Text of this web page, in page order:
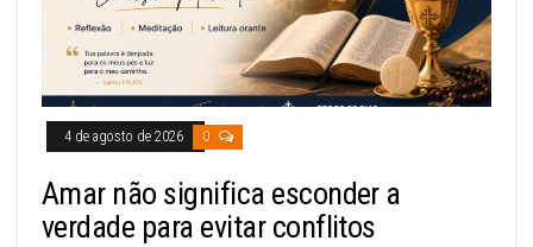
4 de agosto de 2026 0
Amar não significa esconder a
verdade para evitar conflitos